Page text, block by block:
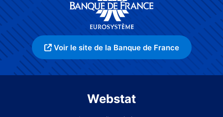
Voir le site de la Banque de France
Webstat